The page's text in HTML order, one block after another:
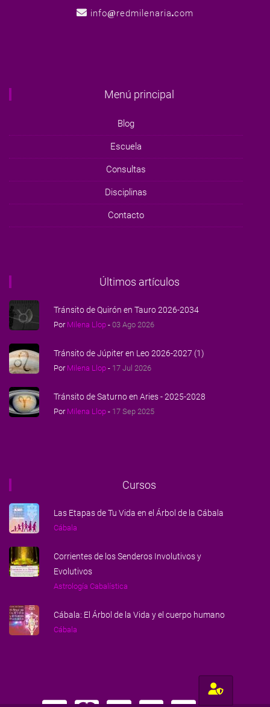
info redmilenaria com
Menú principal
Blog
Escuela
Consultas
Disciplinas
Contacto
Últimos artículos
Tránsito de Quirón en Tauro 2026-2034
Por Milena Llop - 03 Ago 2026
Tránsito de Júpiter en Leo 2026-2027 (1)
Por Milena Llop - 17 Jul 2026
Tránsito de Saturno en Aries - 2025-2028
Por Milena Llop - 17 Sep 2025
Cursos
Las Etapas de Tu Vida en el Árbol de la Cábala
Cábala
Corrientes de los Senderos Involutivos y
Evolutivos
Astrología Cabalística
Cábala: El Árbol de la Vida y el cuerpo humano
Cábala